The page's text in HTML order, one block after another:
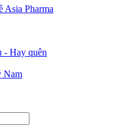
Pharma
- Hay quên
Nam